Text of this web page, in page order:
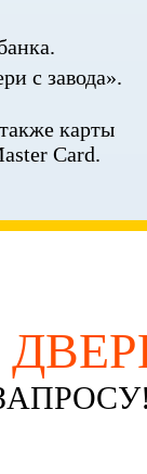
с завода».
карты
Card.